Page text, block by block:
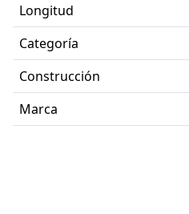
Longitud
Categoría
Construcción
Marca